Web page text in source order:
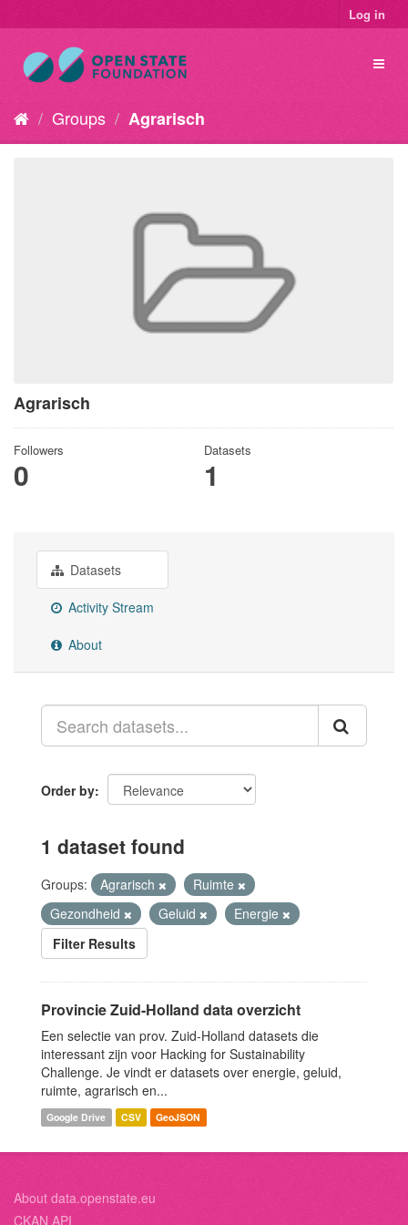
Log in
Groups Agrarisch
Agrarisch
Followers
0
Datasets
1
Datasets
Activity Stream
About
Order by
1 dataset found
Groups: Agrarisch
Ruimte
Gezondheid
Geluid
Energie
Filter Results
Provincie Zuid-Holland data overzicht
Een selectie van prov. Zuid-Holland datasets die
interessant zijn voor Hacking for Sustainability
Challenge. Je vindt er datasets over energie, geluid,
ruimte, agrarisch en...
Google Drive CSV GeoJSON
About data.openstate.eu
CKAN API